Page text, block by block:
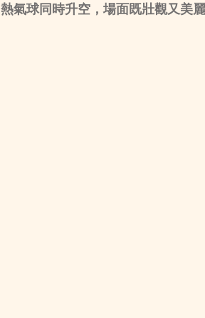
熱氣球同時升空，場面既壯觀又美